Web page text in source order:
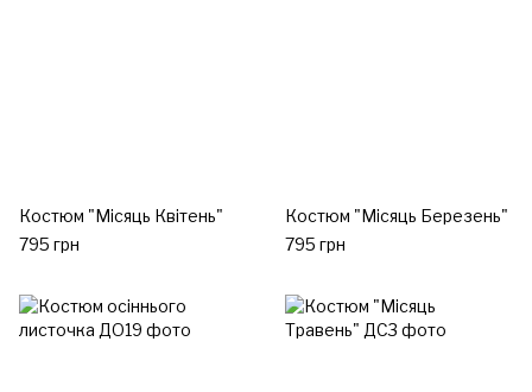
Костюм "Місяць Квітень"
795 грн
Костюм "Місяць Березень"
795 грн